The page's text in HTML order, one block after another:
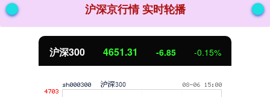
沪深京行情 实时轮播
北证50 1122.88